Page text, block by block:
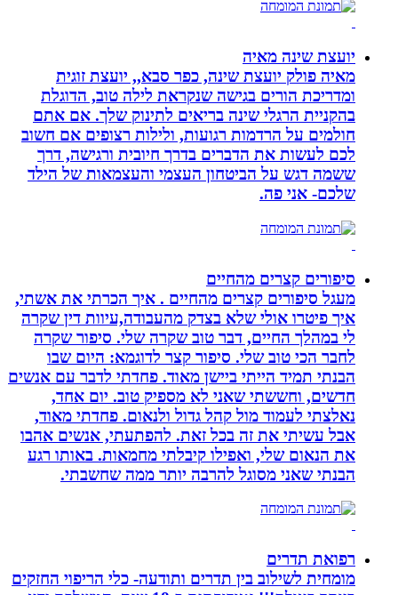
יועצת שינה מאיה
מאיה פולק יועצת שינה, כפר סבא,, יועצת זוגית
ומדריכת הורים בגישה שנקראת לילה טוב, הדוגלת
בהקניית הרגלי שינה בריאים לתינוק שלך. אם אתם
חולמים על הרדמות רגועות, ולילות רצופים אם חשוב
לכם לעשות את הדברים בדרך חיובית ורגישה, דרך
ששמה דגש על הביטחון העצמי והעצמאות של הילד
שלכם- אני פה.
סיפורים קצרים מהחיים
מעגל סיפורים קצרים מהחיים . איך הכרתי את אשתי,
איך פיטרו אולי שלא בצדק מהעבודה,עיוות דין שקרה
לי במהלך החיים, דבר טוב שקרה שלי. סיפור שקרה
לחבר הכי טוב שלי. סיפור קצר לדוגמא: היום שבו
הבנתי תמיד הייתי ביישן מאוד. פחדתי לדבר עם אנשים
חדשים, וחששתי שאני לא מספיק טוב. יום אחד,
נאלצתי לעמוד מול קהל גדול ולנאום. פחדתי מאוד,
אבל עשיתי את זה בכל זאת. להפתעתי, אנשים אהבו
את הנאום שלי, ואפילו קיבלתי מחמאות. באותו רגע
הבנתי שאני מסוגל להרבה יותר ממה שחשבתי.
רפואת תדרים
מומחית לשילוב בין תדרים ותודעה- כלי הריפוי החזקים